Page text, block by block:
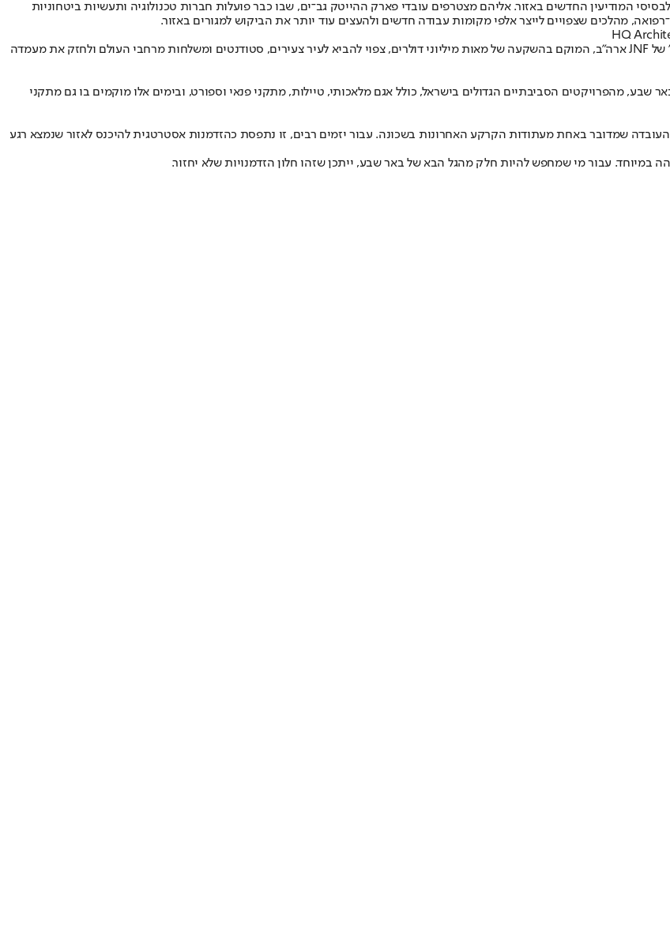
המודיעין החדשים באזור. אליהם מצטרפים עובדי פארק ההייטק גב־ים, שבו כבר פועלות חברות טכנולוגיה ותעשיות ביטחוניות
מהלכים שצפויים לייצר אלפי מקומות עבודה חדשים ולהעצים עוד יותר את הביקוש למגורים באזור.
גם בזירה הבינלאומית באר שבע מושכת תשומת לב. פרויקט “הכפר הציוני העולמי” של JNF ארה״ב, המוקם בהשקעה של מאות מיליוני דולרים, צפוי להביא לעיר צעירים, סטודנטים ומשלחות מרחבי העולם ולחזק את מעמדה
שבע, מהפרויקטים הסביבתיים הגדולים בישראל, כולל אגם מלאכותי, טיילות, מתקני פנאי וספורט, ובימים אלו מוקמים בו גם מתקני
שמדובר באחת מעתודות הקרקע האחרונות בשכונה. עבור יזמים רבים, זו נתפסת כהזדמנות אסטרטגית להיכנס לאזור שנמצא רגע